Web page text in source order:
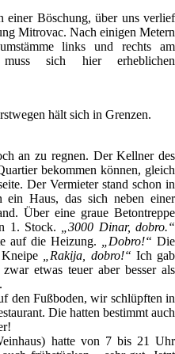
einer Böschung, über uns verlief
Mitrovac. Nach einigen Metern
links und rechts am
sich hier erheblichen
hält sich in Grenzen.
an zu regnen. Der Kellner des
bekommen können, gleich
Der Vermieter stand schon in
Haus, das sich neben einer
Über eine graue Betontreppe
1. Stock.
„3000 Dinar, dobro.“
auf die Heizung.
„Dobro!“ Die
„Rakija, dobro!“ Ich gab
etwas teuer aber besser als
den Fußboden, wir schlüpften in
Die hatten bestimmt auch
hatte von 7 bis 21 Uhr